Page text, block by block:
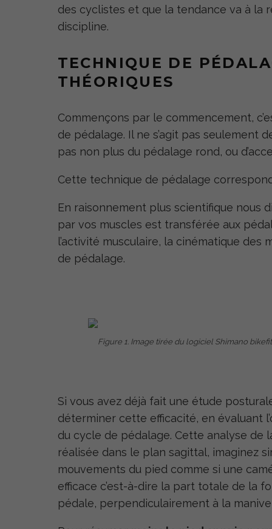
des cyclistes et que la tendance va à la
discipline.
TECHNIQUE DE
THÉORIQUES
Commençons par le commencement,
de pédalage. Il ne s’agit pas seulement
pas non plus du pédalage rond, ou
Cette technique de pédalage
En raisonnement plus scientifique nous
par vos muscles est transférée aux
l’activité musculaire, la cinématique
de pédalage.
Figure 1. Image tirée du logiciel Shimano
Si vous avez déjà fait une étude
déterminer cette efficacité, en évaluant
du cycle de pédalage. Cette analyse
réalisée dans le plan sagittal, imaginez
mouvements du pied comme si une
efficace c’est-à-dire la part totale de la
pédale, perpendiculairement à la